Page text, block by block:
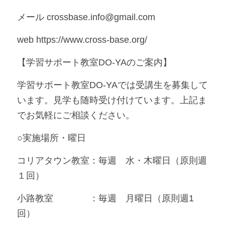
メール crossbase.info@gmail.com
web https://www.cross-base.org/
【学習サポート教室DO-YAのご案内】
学習サポート教室DO-YAでは受講生を募集して
います。見学も随時受け付けています。上記ま
でお気軽にご相談ください。
○実施場所・曜日
コリアタウン教室：毎週　水・木曜日（原則週
１回）
小路教室　　　　：毎週　月曜日（原則週1
回）